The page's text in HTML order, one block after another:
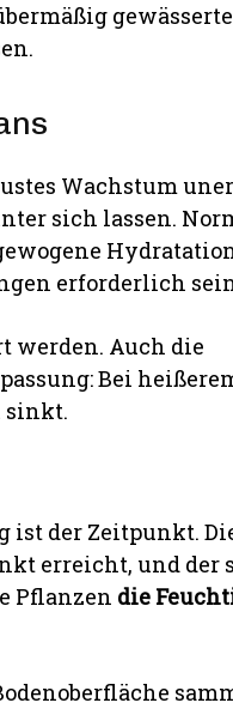
Wachstum
sich lassen.
erforderlich
werden. Auch die
Bei
sinkt.
der Zeitpunkt.
erreicht, und der
Pflanzen die